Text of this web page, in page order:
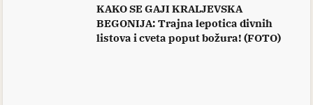
KAKO SE GAJI KRALJEVSKA
BEGONIJA: Trajna lepotica divnih
listova i cveta poput božura! (FOTO)